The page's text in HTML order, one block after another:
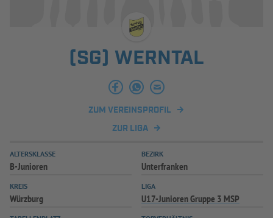
INFOTHEK SPIELPLUS
(SG) WERNTAL
ZUM VEREINSPROFIL
ZUR LIGA
ALTERSKLASSE
B-Junioren
BEZIRK
Unterfranken
KREIS
Würzburg
LIGA
U17-Junioren Gruppe 3 MSP